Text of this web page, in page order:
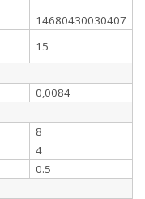
14680430030407
15
0,0084
8
4
0.5